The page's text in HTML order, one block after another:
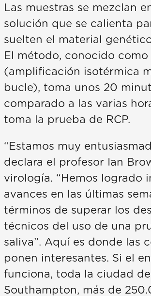
Las muestras se mezclan
solución que se calienta
suelten el material
El método, conocido como
(amplificación isotérmica
bucle), toma unos 20
comparado a las varias
toma la prueba de RCP.
“Estamos muy
declara el profesor Ian
virología. “Hemos logrado
avances en las últimas
términos de superar los
técnicos del uso de una
saliva”. Aquí es donde las
ponen interesantes. Si el
funciona, toda la ciudad de
Southampton, más de